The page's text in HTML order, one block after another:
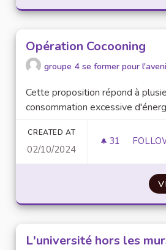
Opération Cocooning
groupe 4 se former pour
Cette proposition répond à
consommation excessive
CREATED AT
02/10/2024
31 31
L'université hors les